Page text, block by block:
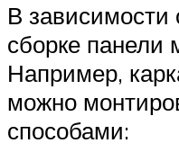
В зависимости
сборке панели
Например,
можно
способами: